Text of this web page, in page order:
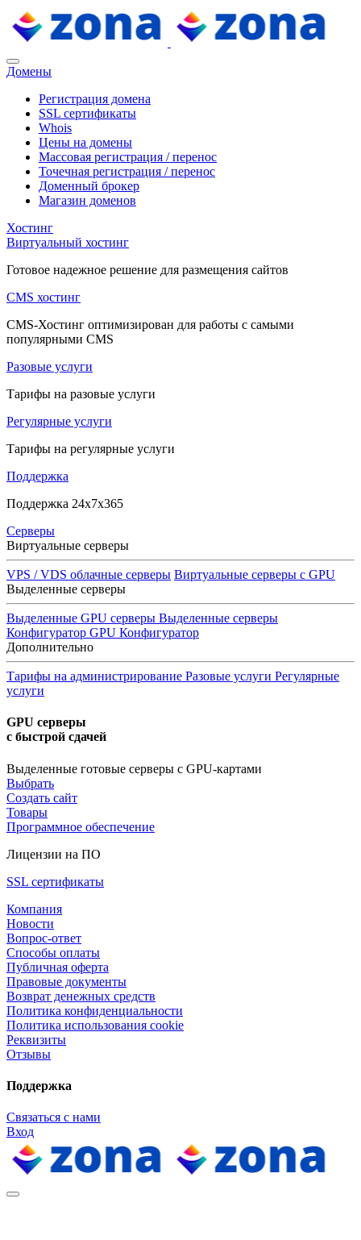
Домены
Регистрация домена
SSL сертификаты
Whois
Цены на домены
Массовая регистрация / перенос
Точечная регистрация / перенос
Доменный брокер
Магазин доменов
Хостинг
Виртуальный хостинг
Готовое надежное решение для размещения сайтов
CMS хостинг
CMS-Хостинг оптимизирован для работы с самыми
популярными CMS
Разовые услуги
Тарифы на разовые услуги
Регулярные услуги
Тарифы на регулярные услуги
Поддержка
Поддержка 24x7x365
Серверы
Виртуальные серверы
VPS / VDS облачные серверы Виртуальные серверы с GPU
Выделенные серверы
Выделенные GPU серверы Выделенные серверы
Конфигуратор GPU Конфигуратор
Дополнительно
Тарифы на администрирование Разовые услуги Регулярные
услуги
GPU серверы
с быстрой сдачей
Выделенные готовые серверы с GPU-картами
Выбрать
Создать сайт
Товары
Программное обеспечение
Лицензии на ПО
SSL сертификаты
Компания
Новости
Вопрос-ответ
Способы оплаты
Публичная оферта
Правовые документы
Возврат денежных средств
Политика конфиденциальности
Политика использования cookie
Реквизиты
Отзывы
Поддержка
Связаться с нами
Вход